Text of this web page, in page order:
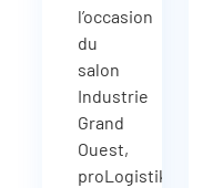
l’occasion
du
salon
Industrie
Grand
Ouest,
proLogistik